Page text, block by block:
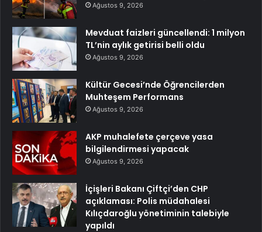
Ağustos 9, 2026
Mevduat faizleri güncellendi: 1 milyon
TL’nin aylık getirisi belli oldu
Ağustos 9, 2026
Kültür Gecesi’nde Öğrencilerden
Muhteşem Performans
Ağustos 9, 2026
AKP muhalefete çerçeve yasa
bilgilendirmesi yapacak
Ağustos 9, 2026
İçişleri Bakanı Çiftçi’den CHP
açıklaması: Polis müdahalesi
Kılıçdaroğlu yönetiminin talebiyle
yapıldı